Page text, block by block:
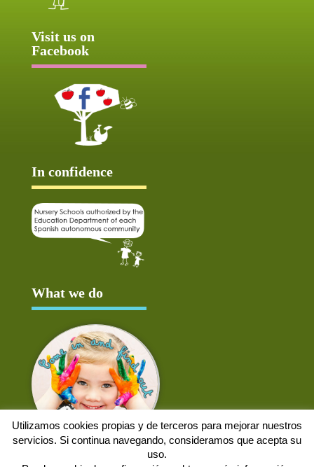
Visit us on
Facebook
In confidence
What we do
Utilizamos cookies propias y de terceros para mejorar nuestros
servicios. Si continua navegando, consideramos que acepta su
uso.